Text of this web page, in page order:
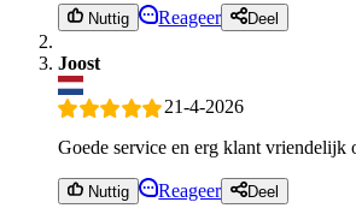
Nuttig Reageer Deel
Joost
21-4-2026
Goede service en erg klant vriendelijk
Nuttig Reageer Deel